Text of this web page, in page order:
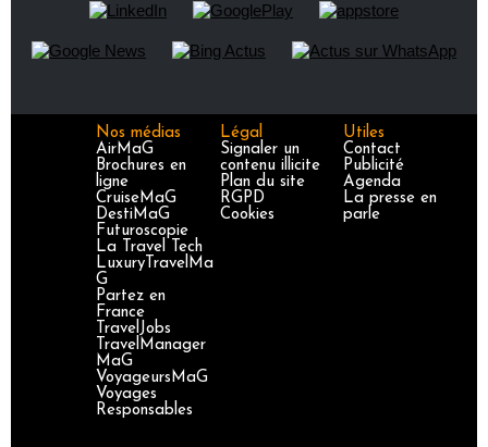
Nos médias
AirMaG
Brochures en
ligne
CruiseMaG
DestiMaG
Futuroscopie
La Travel Tech
LuxuryTravelMa
G
Partez en
France
TravelJobs
TravelManager
MaG
VoyageursMaG
Voyages
Responsables
Légal
Signaler un
contenu illicite
Plan du site
RGPD
Cookies
Utiles
Contact
Publicité
Agenda
La presse en
parle